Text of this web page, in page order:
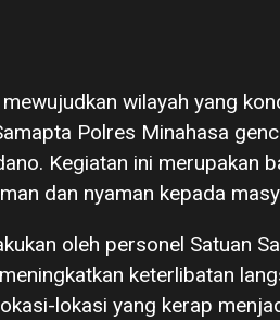
wilayah yang
Polres Minahasa
Kegiatan ini merupakan
dan nyaman kepada
oleh personel Satuan
keterlibatan
lokasi yang kerap